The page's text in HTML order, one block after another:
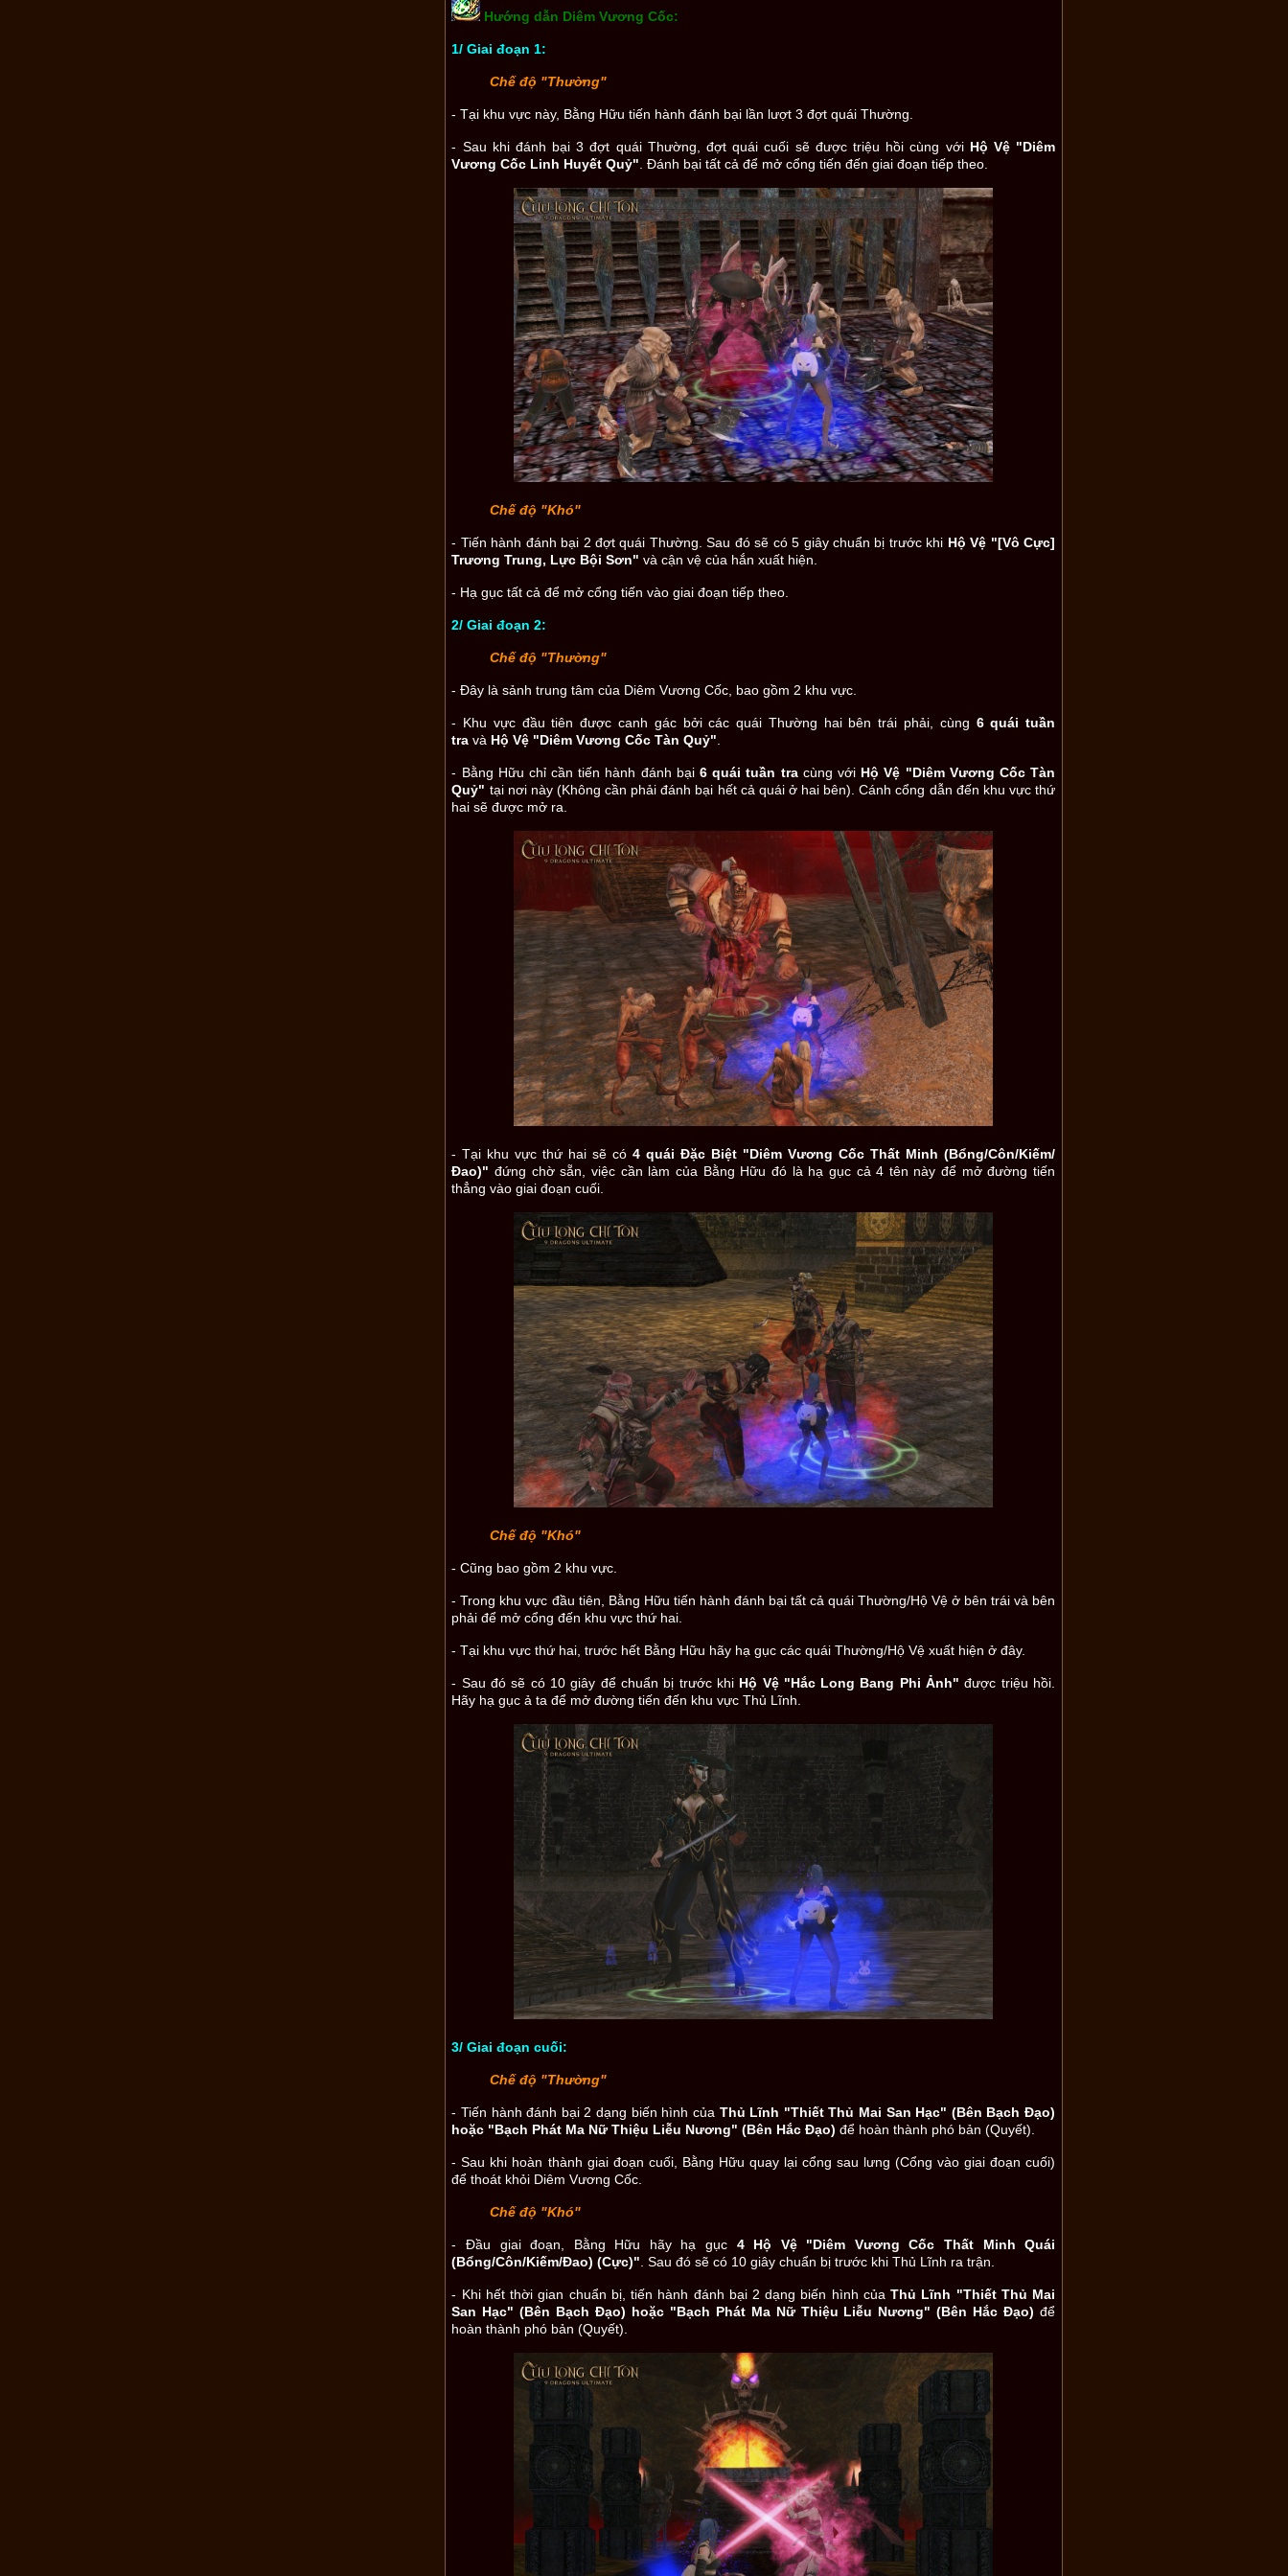
Hướng dẫn Diêm Vương Cốc:
1/ Giai đoạn 1:
Chế độ "Thường"
- Tại khu vực này, Bằng Hữu tiến hành đánh bại lần lượt 3 đợt quái Thường.
- Sau khi đánh bại 3 đợt quái Thường, đợt quái cuối sẽ được triệu hồi cùng với Hộ Vệ "Diêm
Vương Cốc Linh Huyết Quỷ" . Đánh bại tất cả để mở cổng tiến đến giai đoạn tiếp theo.
Chế độ "Khó"
- Tiến hành đánh bại 2 đợt quái Thường. Sau đó sẽ có 5 giây chuẩn bị trước khi Hộ Vệ "[Vô Cực]
Trương Trung, Lực Bội Sơn"và cận vệ của hắn xuất hiện.
- Hạ gục tất cả để mở cổng tiến vào giai đoạn tiếp theo.
2/ Giai đoạn 2:
Chế độ "Thường"
- Đây là sảnh trung tâm của Diêm Vương Cốc, bao gồm 2 khu vực.
- Khu vực đầu tiên được canh gác bởi các quái Thường hai bên trái phải, cùng 6 quái tuần
tra và Hộ Vệ "Diêm Vương Cốc Tàn Quỷ".
- Bằng Hữu chỉ cần tiến hành đánh bại6 quái tuần tracùng với Hộ Vệ "Diêm Vương Cốc Tàn
Quỷ" tại nơi này (Không cần phải đánh bại hết cả quái ở hai bên). Cánh cổng dẫn đến khu vực thứ
hai sẽ được mở ra.
- Tại khu vực thứ hai sẽ có4 quái Đặc Biệt "Diêm Vương Cốc Thất Minh (Bổng/Côn/Kiếm/
Đao)" đứng chờ sẵn, việc cần làm của Bằng Hữu đó là hạ gục cả 4 tên này để mở đường tiến
thẳng vào giai đoạn cuối.
Chế độ "Khó"
- Cũng bao gồm 2 khu vực.
- Trong khu vực đầu tiên, Bằng Hữu tiến hành đánh bại tất cả quái Thường/Hộ Vệ ở bên trái và bên
phải để mở cổng đến khu vực thứ hai.
- Tại khu vực thứ hai, trước hết Bằng Hữu hãy hạ gục các quái Thường/Hộ Vệ xuất hiện ở đây.
- Sau đó sẽ có 10 giây để chuẩn bị trước khi Hộ Vệ "Hắc Long Bang Phi Ảnh" được triệu hồi.
Hãy hạ gục ả ta để mở đường tiến đến khu vực Thủ Lĩnh.
3/ Giai đoạn cuối:
Chế độ "Thường"
- Tiến hành đánh bại 2 dạng biến hình của Thủ Lĩnh "Thiết Thủ Mai San Hạc" (Bên Bạch Đạo)
hoặc "Bạch Phát Ma Nữ Thiệu Liễu Nương" (Bên Hắc Đạo) để hoàn thành phó bản (Quyết).
- Sau khi hoàn thành giai đoạn cuối, Bằng Hữu quay lại cổng sau lưng (Cổng vào giai đoạn cuối)
để thoát khỏi Diêm Vương Cốc.
Chế độ "Khó"
- Đầu giai đoạn, Bằng Hữu hãy hạ gục 4 Hộ Vệ "Diêm Vương Cốc Thất Minh Quái
(Bổng/Côn/Kiếm/Đao) (Cực)" . Sau đó sẽ có 10 giây chuẩn bị trước khi Thủ Lĩnh ra trận.
- Khi hết thời gian chuẩn bị, tiến hành đánh bại 2 dạng biến hình củaThủ Lĩnh "Thiết Thủ Mai
San Hạc" (Bên Bạch Đạo) hoặc "Bạch Phát Ma Nữ Thiệu Liễu Nương" (Bên Hắc Đạo) để
hoàn thành phó bản (Quyết).